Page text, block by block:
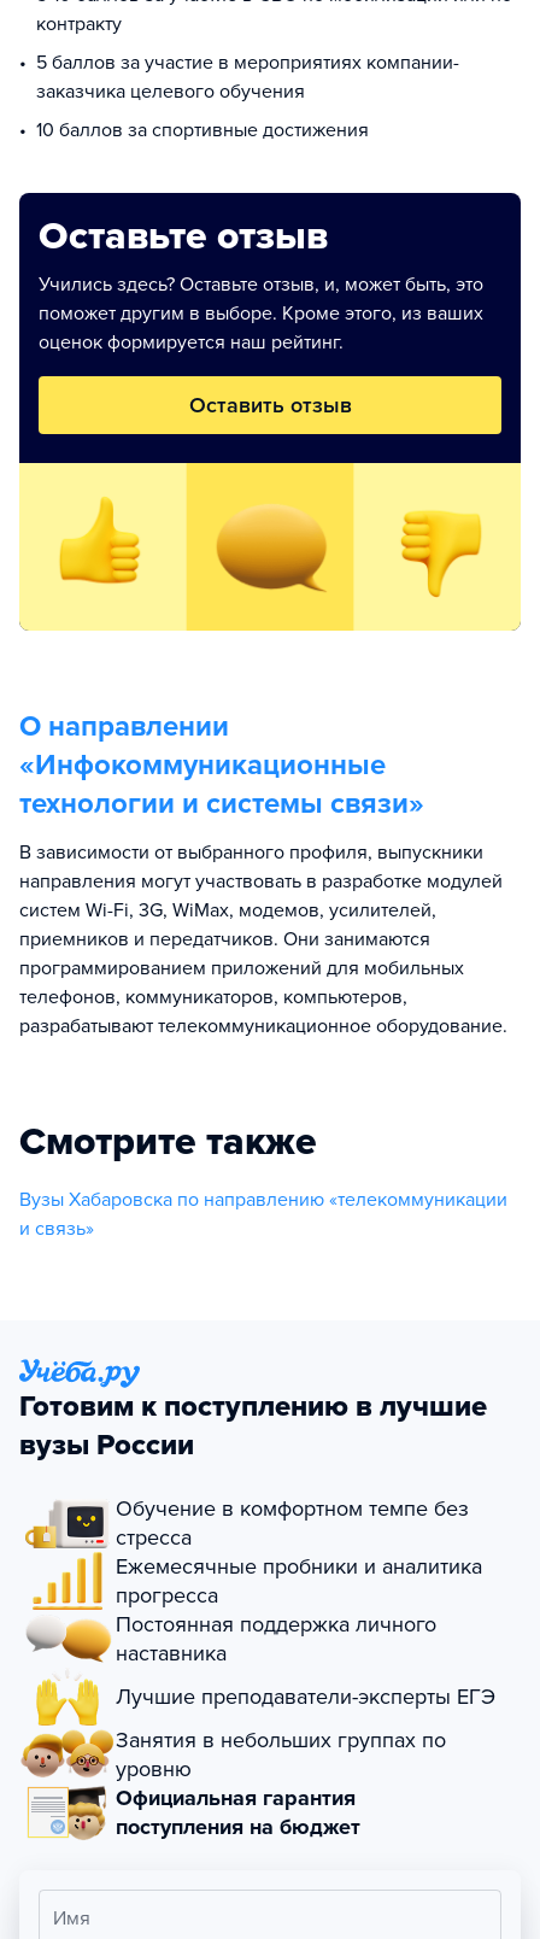
контракту
5 баллов за участие в мероприятиях компании-
заказчика целевого обучения
10 баллов за спортивные достижения
Оставьте отзыв
Учились здесь? Оставьте отзыв, и, может быть, это
поможет другим в выборе. Кроме этого, из ваших
оценок формируется наш рейтинг.
Оставить отзыв
О направлении
«Инфокоммуникационные
технологии и системы связи»
В зависимости от выбранного профиля, выпускники
направления могут участвовать в разработке модулей
систем Wi-Fi, 3G, WiMax, модемов, усилителей,
приемников и передатчиков. Они занимаются
программированием приложений для мобильных
телефонов, коммуникаторов, компьютеров,
разрабатывают телекоммуникационное оборудование.
Смотрите также
Вузы Хабаровска по направлению «телекоммуникации
и связь»
Готовим к поступлению в лучшие
вузы России
Обучение в комфортном темпе без
стресса
Ежемесячные пробники и аналитика
прогресса
Постоянная поддержка личного
наставника
Лучшие преподаватели-эксперты ЕГЭ
Занятия в небольших группах по
уровню
Официальная гарантия
поступления на бюджет
Имя